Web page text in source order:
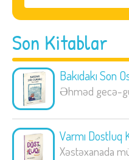
Son Kitablar
Bakıdakı Son
Əhməd gecə-
Varmı Dostluq
Xəstəxanada